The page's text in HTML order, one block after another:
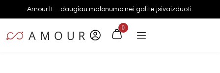
Amour.lt – daugiau malonumo nei galite įsivaizduoti.
0